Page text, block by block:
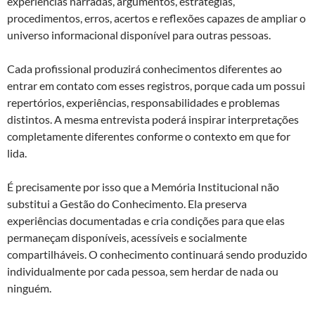
procedimentos, erros, acertos e reflexões capazes de ampliar o
universo informacional disponível para outras pessoas.
Cada profissional produzirá conhecimentos diferentes ao
entrar em contato com esses registros, porque cada um possui
repertórios, experiências, responsabilidades e problemas
distintos. A mesma entrevista poderá inspirar interpretações
completamente diferentes conforme o contexto em que for
lida.
É precisamente por isso que a Memória Institucional não
substitui a Gestão do Conhecimento. Ela preserva
experiências documentadas e cria condições para que elas
permaneçam disponíveis, acessíveis e socialmente
compartilháveis. O conhecimento continuará sendo produzido
individualmente por cada pessoa, sem herdar de nada ou
ninguém.